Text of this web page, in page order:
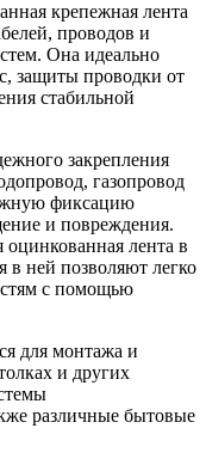
крепежная лента
проводов и
Она идеально
защиты проводки от
стабильной
закрепления
газопровод
фиксацию
и повреждения.
лента в
в ней позволяют легко
с помощью
для монтажа и
и других
различные бытовые